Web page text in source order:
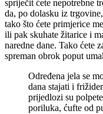
spriječit ćete nepotrebne
da, po dolasku iz
tako što ćete primjerice
ili pak skuhate žitarice i
naredne dane. Tako ćete
spreman obrok poput
Određena jela se
dana stajati i
prijedlozi su
poriluka, ćufte od